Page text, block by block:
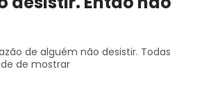
de alguém não desistir. Todas
de mostrar